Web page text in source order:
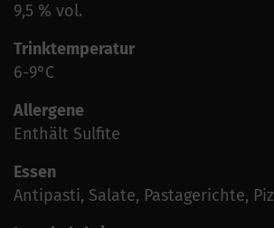
9,5 % vol.
Trinktemperatur
6-9°C
Allergene
Enthält Sulfite
Essen
Antipasti, Salate, Pastagerichte,